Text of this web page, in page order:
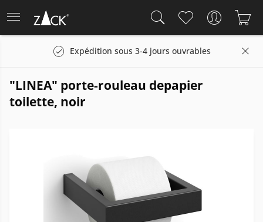
Expédition sous 3-4 jours ouvrables
"LINEA" porte-rouleau depapier
toilette, noir